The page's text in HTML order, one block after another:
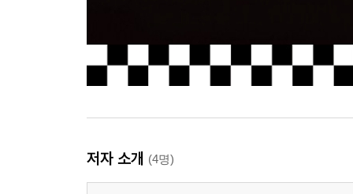
저자 소개 (4명)